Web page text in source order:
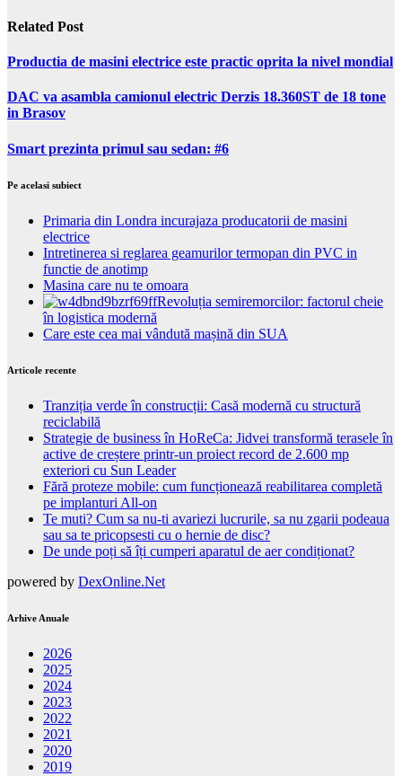
Related Post
Productia de masini electrice este practic oprita la nivel mondial
DAC va asambla camionul electric Derzis 18.360ST de 18 tone
in Brasov
Smart prezinta primul sau sedan: #6
Pe acelasi subiect
Primaria din Londra incurajaza producatorii de masini
electrice
Intretinerea si reglarea geamurilor termopan din PVC in
functie de anotimp
Masina care nu te omoara
Revoluția semiremorcilor: factorul cheie
în logistica modernă
Care este cea mai vândută mașină din SUA
Articole recente
Tranziția verde în construcții: Casă modernă cu structură
reciclabilă
Strategie de business în HoReCa: Jidvei transformă terasele în
active de creștere printr-un proiect record de 2.600 mp
exteriori cu Sun Leader
Fără proteze mobile: cum funcționează reabilitarea completă
pe implanturi All-on
Te muti? Cum sa nu-ti avariezi lucrurile, sa nu zgarii podeaua
sau sa te pricopsesti cu o hernie de disc?
De unde poți să îți cumperi aparatul de aer condiționat?
powered by DexOnline.Net
Arhive Anuale
2026
2025
2024
2023
2022
2021
2020
2019